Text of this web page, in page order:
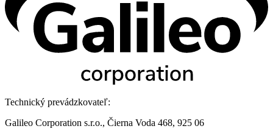
Technický prevádzkovateľ:
Galileo Corporation s.r.o., Čierna Voda 468, 925 06